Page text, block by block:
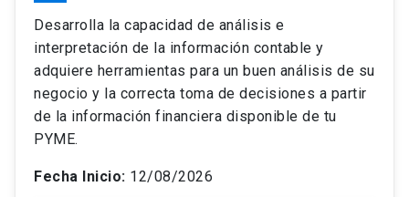
Curso
Diplomado
Magíster
Temática keyboard_arrow_down
Estrategia e Innovación
Finanzas
Gestión y Operaciones
Modalidad keyboard_arrow_down
Híbrido
Online
Precio
+$4.500.000
Mes de inicio keyboard_arrow_down
Desarrolla la capacidad de análisis e
interpretación de la información contable y
adquiere herramientas para un buen análisis de su
negocio y la correcta toma de decisiones a partir
de la información financiera disponible de tu
PYME.
Fecha Inicio: 12/08/2026